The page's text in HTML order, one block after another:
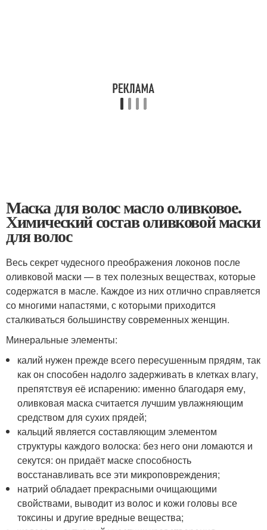
Маска для волос масло оливковое.
Химический состав оливковой маски
для волос
Весь секрет чудесного преображения локонов после
оливковой маски — в тех полезных веществах, которые
содержатся в масле. Каждое из них отлично справляется
со многими напастями, с которыми приходится
сталкиваться большинству современных женщин.
Минеральные элементы:
калий нужен прежде всего пересушенным прядям, так
как он способен надолго задерживать в клетках влагу,
препятствуя её испарению: именно благодаря ему,
оливковая маска считается лучшим увлажняющим
средством для сухих прядей;
кальций является составляющим элементом
структуры каждого волоска: без него они ломаются и
секутся: он придаёт маске способность
восстанавливать все эти микроповреждения;
натрий обладает прекрасными очищающими
свойствами, выводит из волос и кожи головы все
токсины и другие вредные вещества;